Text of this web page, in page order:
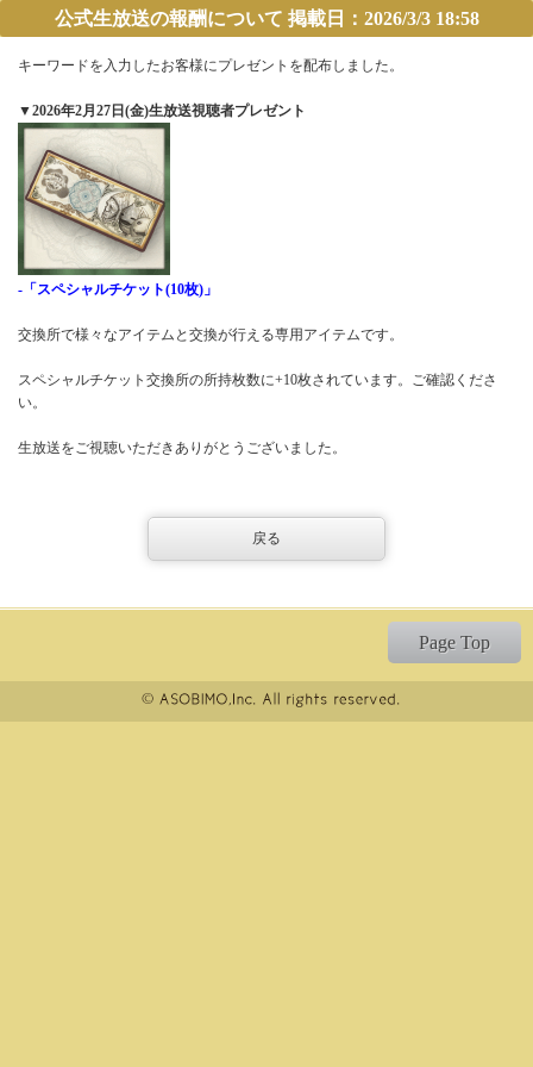
公式生放送の報酬について 掲載日：2026/3/3 18:58
キーワードを入力したお客様にプレゼントを配布しました。
▼2026年2月27日(金)生放送視聴者プレゼント
-「スペシャルチケット(10枚)」
交換所で様々なアイテムと交換が行える専用アイテムです。
スペシャルチケット交換所の所持枚数に+10枚されています。ご確認くださ
い。
生放送をご視聴いただきありがとうございました。
戻る
Page Top